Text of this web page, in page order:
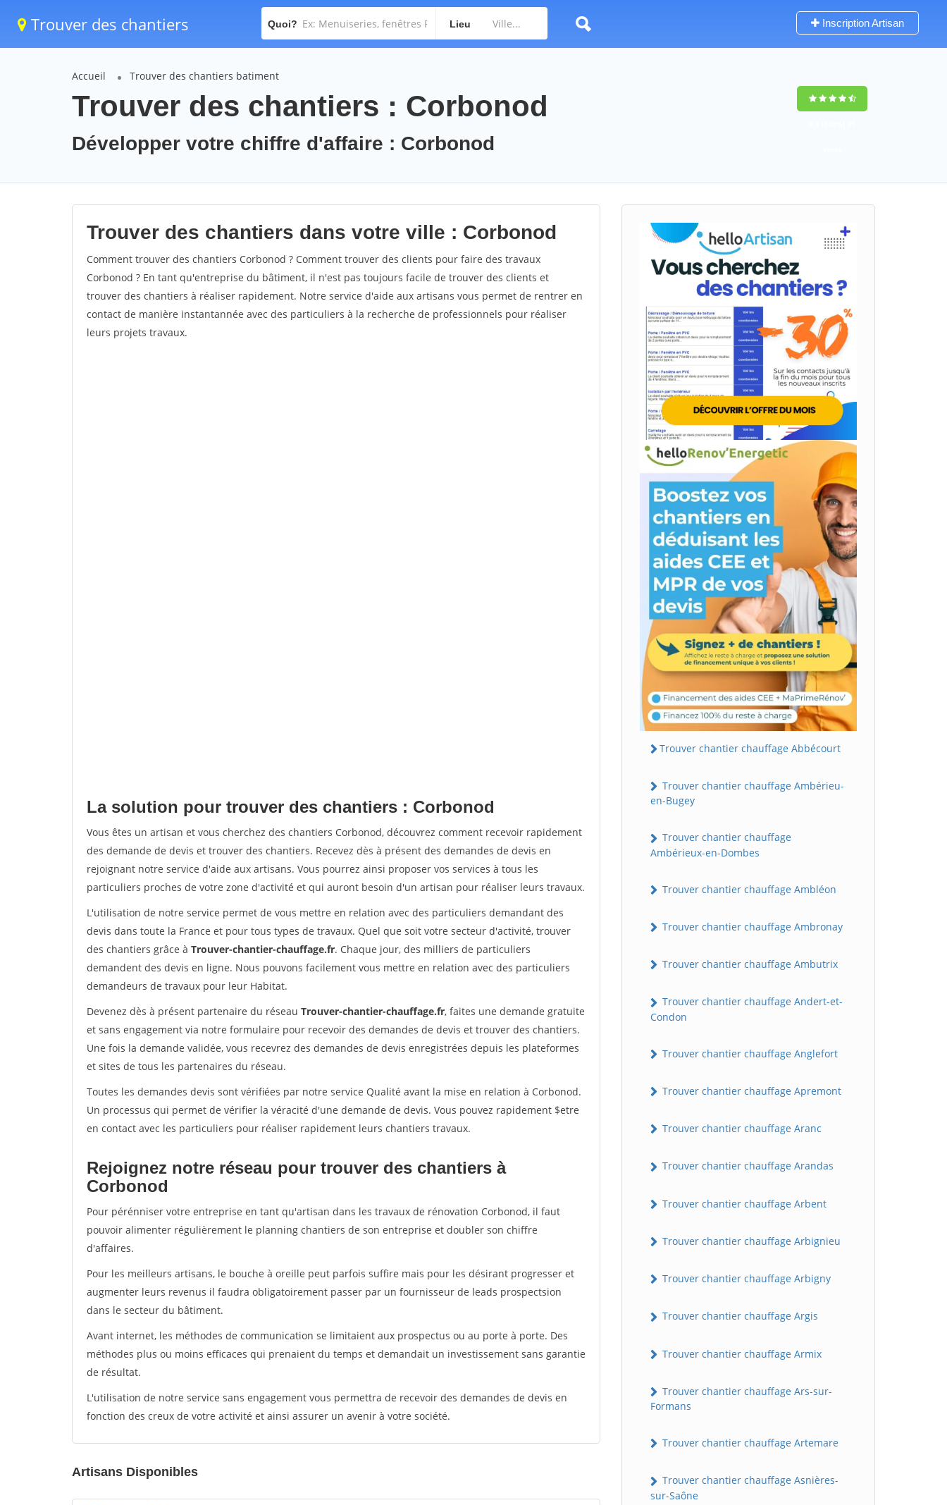
Trouver des chantiers Quoi? Lieu Inscription Artisan
Accueil Trouver des chantiers batiment
Trouver des chantiers : Corbonod
Développer votre chiffre d'affaire : Corbonod
Trouver des chantiers dans votre ville : Corbonod
Comment trouver des chantiers Corbonod ? Comment trouver des clients pour faire des travaux
Corbonod ? En tant qu'entreprise du bâtiment, il n'est pas toujours facile de trouver des clients et
trouver des chantiers à réaliser rapidement. Notre service d'aide aux artisans vous permet de rentrer en
contact de manière instantannée avec des particuliers à la recherche de professionnels pour réaliser
leurs projets travaux.
La solution pour trouver des chantiers : Corbonod
Vous êtes un artisan et vous cherchez des chantiers Corbonod, découvrez comment recevoir rapidement
des demande de devis et trouver des chantiers. Recevez dès à présent des demandes de devis en
rejoignant notre service d'aide aux artisans. Vous pourrez ainsi proposer vos services à tous les
particuliers proches de votre zone d'activité et qui auront besoin d'un artisan pour réaliser leurs travaux.
L'utilisation de notre service permet de vous mettre en relation avec des particuliers demandant des
devis dans toute la France et pour tous types de travaux. Quel que soit votre secteur d'activité, trouver
des chantiers grâce à Trouver-chantier-chauffage.fr. Chaque jour, des milliers de particuliers
demandent des devis en ligne. Nous pouvons facilement vous mettre en relation avec des particuliers
demandeurs de travaux pour leur Habitat.
Devenez dès à présent partenaire du réseau Trouver-chantier-chauffage.fr, faites une demande gratuite
et sans engagement via notre formulaire pour recevoir des demandes de devis et trouver des chantiers.
Une fois la demande validée, vous recevrez des demandes de devis enregistrées depuis les plateformes
et sites de tous les partenaires du réseau.
Toutes les demandes devis sont vérifiées par notre service Qualité avant la mise en relation à Corbonod.
Un processus qui permet de vérifier la véracité d'une demande de devis. Vous pouvez rapidement $etre
en contact avec les particuliers pour réaliser rapidement leurs chantiers travaux.
Rejoignez notre réseau pour trouver des chantiers à
Corbonod
Pour pérénniser votre entreprise en tant qu'artisan dans les travaux de rénovation Corbonod, il faut
pouvoir alimenter régulièrement le planning chantiers de son entreprise et doubler son chiffre
d'affaires.
Pour les meilleurs artisans, le bouche à oreille peut parfois suffire mais pour les désirant progresser et
augmenter leurs revenus il faudra obligatoirement passer par un fournisseur de leads prospectsion
dans le secteur du bâtiment.
Avant internet, les méthodes de communication se limitaient aux prospectus ou au porte à porte. Des
méthodes plus ou moins efficaces qui prenaient du temps et demandait un investissement sans garantie
de résultat.
L'utilisation de notre service sans engagement vous permettra de recevoir des demandes de devis en
fonction des creux de votre activité et ainsi assurer un avenir à votre société.
Artisans Disponibles
Trouver chantier chauffage Abbécourt
Trouver chantier chauffage Ambérieu-
en-Bugey
Trouver chantier chauffage
Ambérieux-en-Dombes
Trouver chantier chauffage Ambléon
Trouver chantier chauffage Ambronay
Trouver chantier chauffage Ambutrix
Trouver chantier chauffage Andert-et-
Condon
Trouver chantier chauffage Anglefort
Trouver chantier chauffage Apremont
Trouver chantier chauffage Aranc
Trouver chantier chauffage Arandas
Trouver chantier chauffage Arbent
Trouver chantier chauffage Arbignieu
Trouver chantier chauffage Arbigny
Trouver chantier chauffage Argis
Trouver chantier chauffage Armix
Trouver chantier chauffage Ars-sur-
Formans
Trouver chantier chauffage Artemare
Trouver chantier chauffage Asnières-
sur-Saône